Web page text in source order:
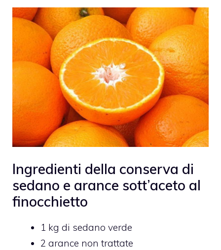
Ingredienti della conserva di
sedano e arance sott’aceto al
finocchietto
1 kg di sedano verde
2 arance non trattate